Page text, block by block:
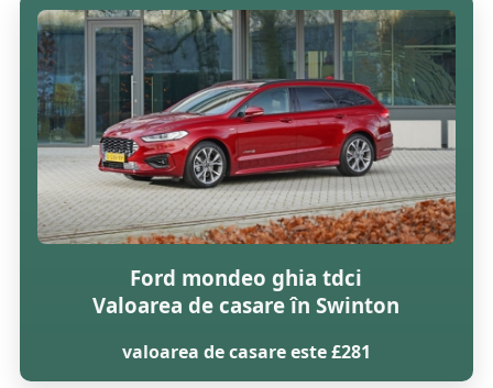
Ford mondeo ghia tdci
Valoarea de casare în Swinton
valoarea de casare este £281